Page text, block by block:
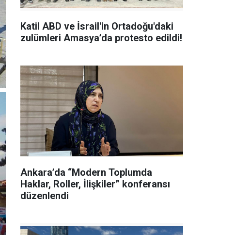
Katil ABD ve İsrail'in Ortadoğu'daki
zulümleri Amasya’da protesto edildi!
Ankara’da “Modern Toplumda
Haklar, Roller, İlişkiler” konferansı
düzenlendi